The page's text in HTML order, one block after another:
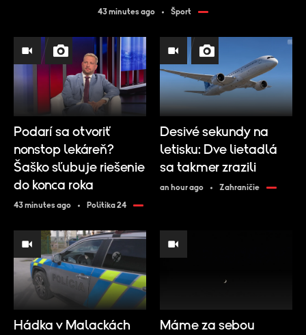
43 minutes ago Šport
Podarí sa otvoriť
nonstop lekáreň?
Šaško sľubuje riešenie
do konca roka
43 minutes ago Politika 24
Desivé sekundy na
letisku: Dve lietadlá
sa takmer zrazili
an hour ago Zahraničie
Hádka v Malackách
Máme za sebou